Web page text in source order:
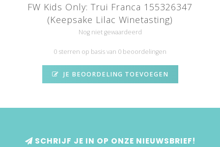
FW Kids Only: Trui Franca 155326347
(Keepsake Lilac Winetasting)
Nog niet gewaardeerd
0 sterren op basis van 0 beoordelingen
JE BEOORDELING TOEVOEGEN
SCHRIJF JE IN OP ONZE NIEUWSBRIEF!